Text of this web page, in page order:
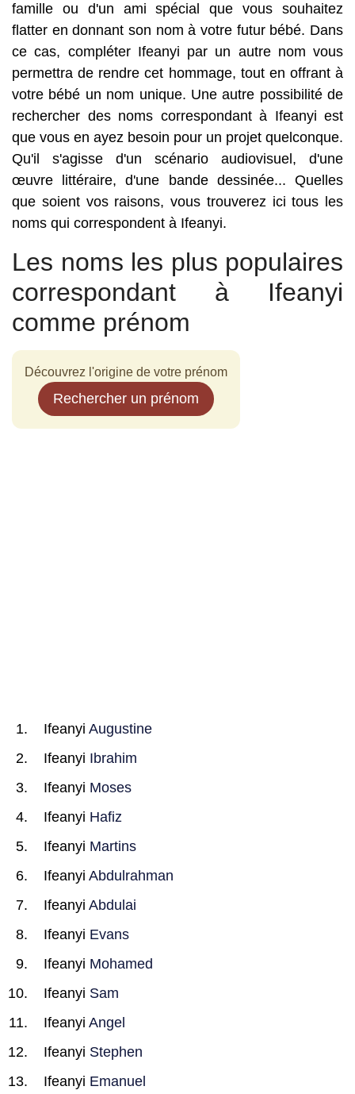
famille ou d'un ami spécial que vous souhaitez
flatter en donnant son nom à votre futur bébé. Dans
ce cas, compléter Ifeanyi par un autre nom vous
permettra de rendre cet hommage, tout en offrant à
votre bébé un nom unique. Une autre possibilité de
rechercher des noms correspondant à Ifeanyi est
que vous en ayez besoin pour un projet quelconque.
Qu'il s'agisse d'un scénario audiovisuel, d'une
œuvre littéraire, d'une bande dessinée... Quelles
que soient vos raisons, vous trouverez ici tous les
noms qui correspondent à Ifeanyi.
Les noms les plus populaires
correspondant à Ifeanyi
comme prénom
Découvrez l'origine de votre prénom
Rechercher un prénom
Ifeanyi Augustine
Ifeanyi Ibrahim
Ifeanyi Moses
Ifeanyi Hafiz
Ifeanyi Martins
Ifeanyi Abdulrahman
Ifeanyi Abdulai
Ifeanyi Evans
Ifeanyi Mohamed
Ifeanyi Sam
Ifeanyi Angel
Ifeanyi Stephen
Ifeanyi Emanuel